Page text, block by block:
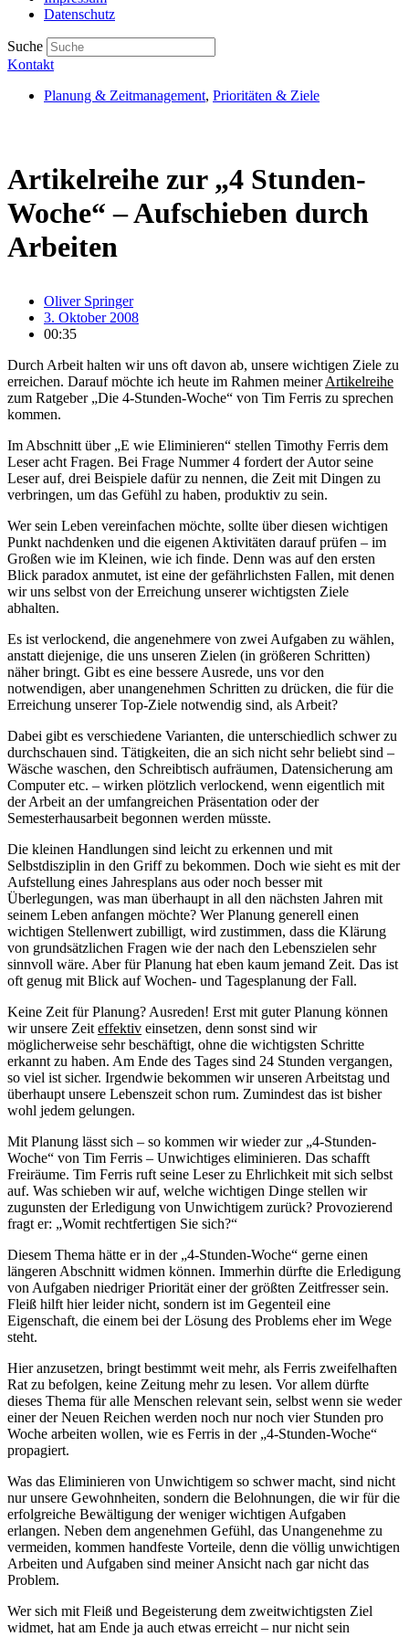
Datenschutz
Suche
Kontakt
Planung & Zeitmanagement, Prioritäten & Ziele
Artikelreihe zur „4 Stunden-
Woche“ – Aufschieben durch
Arbeiten
Oliver Springer
3. Oktober 2008
00:35
Durch Arbeit halten wir uns oft davon ab, unsere wichtigen Ziele zu
erreichen. Darauf möchte ich heute im Rahmen meinerArtikelreihe
zum Ratgeber „Die 4-Stunden-Woche“ von Tim Ferris zu sprechen
kommen.
Im Abschnitt über „E wie Eliminieren“ stellen Timothy Ferris dem
Leser acht Fragen. Bei Frage Nummer 4 fordert der Autor seine
Leser auf, drei Beispiele dafür zu nennen, die Zeit mit Dingen zu
verbringen, um das Gefühl zu haben, produktiv zu sein.
Wer sein Leben vereinfachen möchte, sollte über diesen wichtigen
Punkt nachdenken und die eigenen Aktivitäten darauf prüfen – im
Großen wie im Kleinen, wie ich finde. Denn was auf den ersten
Blick paradox anmutet, ist eine der gefährlichsten Fallen, mit denen
wir uns selbst von der Erreichung unserer wichtigsten Ziele
abhalten.
Es ist verlockend, die angenehmere von zwei Aufgaben zu wählen,
anstatt diejenige, die uns unseren Zielen (in größeren Schritten)
näher bringt. Gibt es eine bessere Ausrede, uns vor den
notwendigen, aber unangenehmen Schritten zu drücken, die für die
Erreichung unserer Top-Ziele notwendig sind, als Arbeit?
Dabei gibt es verschiedene Varianten, die unterschiedlich schwer zu
durchschauen sind. Tätigkeiten, die an sich nicht sehr beliebt sind –
Wäsche waschen, den Schreibtisch aufräumen, Datensicherung am
Computer etc. – wirken plötzlich verlockend, wenn eigentlich mit
der Arbeit an der umfangreichen Präsentation oder der
Semesterhausarbeit begonnen werden müsste.
Die kleinen Handlungen sind leicht zu erkennen und mit
Selbstdisziplin in den Griff zu bekommen. Doch wie sieht es mit der
Aufstellung eines Jahresplans aus oder noch besser mit
Überlegungen, was man überhaupt in all den nächsten Jahren mit
seinem Leben anfangen möchte? Wer Planung generell einen
wichtigen Stellenwert zubilligt, wird zustimmen, dass die Klärung
von grundsätzlichen Fragen wie der nach den Lebenszielen sehr
sinnvoll wäre. Aber für Planung hat eben kaum jemand Zeit. Das ist
oft genug mit Blick auf Wochen- und Tagesplanung der Fall.
Keine Zeit für Planung? Ausreden! Erst mit guter Planung können
wir unsere Zeit effektiv einsetzen, denn sonst sind wir
möglicherweise sehr beschäftigt, ohne die wichtigsten Schritte
erkannt zu haben. Am Ende des Tages sind 24 Stunden vergangen,
so viel ist sicher. Irgendwie bekommen wir unseren Arbeitstag und
überhaupt unsere Lebenszeit schon rum. Zumindest das ist bisher
wohl jedem gelungen.
Mit Planung lässt sich – so kommen wir wieder zur „4-Stunden-
Woche“ von Tim Ferris – Unwichtiges eliminieren. Das schafft
Freiräume. Tim Ferris ruft seine Leser zu Ehrlichkeit mit sich selbst
auf. Was schieben wir auf, welche wichtigen Dinge stellen wir
zugunsten der Erledigung von Unwichtigem zurück? Provozierend
fragt er: „Womit rechtfertigen Sie sich?“
Diesem Thema hätte er in der „4-Stunden-Woche“ gerne einen
längeren Abschnitt widmen können. Immerhin dürfte die Erledigung
von Aufgaben niedriger Priorität einer der größten Zeitfresser sein.
Fleiß hilft hier leider nicht, sondern ist im Gegenteil eine
Eigenschaft, die einem bei der Lösung des Problems eher im Wege
steht.
Hier anzusetzen, bringt bestimmt weit mehr, als Ferris zweifelhaften
Rat zu befolgen, keine Zeitung mehr zu lesen. Vor allem dürfte
dieses Thema für alle Menschen relevant sein, selbst wenn sie weder
einer der Neuen Reichen werden noch nur noch vier Stunden pro
Woche arbeiten wollen, wie es Ferris in der „4-Stunden-Woche“
propagiert.
Was das Eliminieren von Unwichtigem so schwer macht, sind nicht
nur unsere Gewohnheiten, sondern die Belohnungen, die wir für die
erfolgreiche Bewältigung der weniger wichtigen Aufgaben
erlangen. Neben dem angenehmen Gefühl, das Unangenehme zu
vermeiden, kommen handfeste Vorteile, denn die völlig unwichtigen
Arbeiten und Aufgaben sind meiner Ansicht nach gar nicht das
Problem.
Wer sich mit Fleiß und Begeisterung dem zweitwichtigsten Ziel
widmet, hat am Ende ja auch etwas erreicht – nur nicht sein